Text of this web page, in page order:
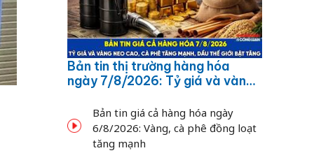
Bản tin thị trường hàng hóa
ngày 7/8/2026: Tỷ giá và vàng
dầu thế giới bật tăng
Bản tin giá cả hàng hóa ngày
6/8/2026: Vàng, cà phê đồng loạt
tăng mạnh